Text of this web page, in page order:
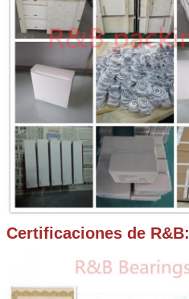
Certificaciones de R&B: